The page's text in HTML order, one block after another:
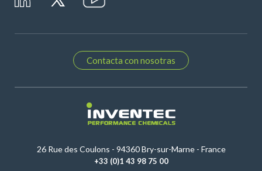
Contacta con nosotras
26 Rue des Coulons - 94360 Bry-sur-Marne - France
+33 (0)1 43 98 75 00